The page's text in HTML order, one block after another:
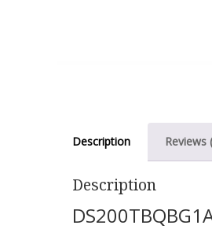
Description Reviews
Description